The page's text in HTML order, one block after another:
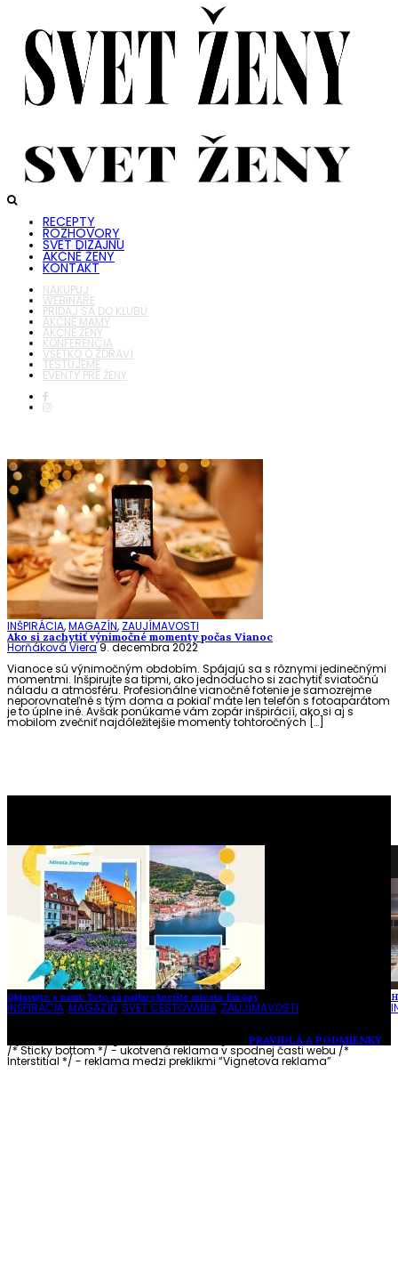
RECEPTY
ROZHOVORY
SVET DIZAJNU
AKČNÉ ŽENY
KONTAKT
NAKUPUJ
WEBINÁRE
PRIDAJ SA DO KLUBU
AKČNÉ MAMY
AKČNÉ ŽENY
KONFERENCIA
VŠETKO O ZDRAVÍ
TESTUJEME
EVENTY PRE ŽENY
INŠPIRÁCIA,MAGAZÍN, ZAUJÍMAVOSTI
Ako si zachytiť výnimočné momenty počas Vianoc
Horňáková Viera9. decembra 2022
Vianoce sú výnimočným obdobím. Spájajú sa s rôznymi jedinečnými
momentmi. Inšpirujte sa tipmi, ako jednoducho si zachytiť sviatočnú
náladu a atmosféru. Profesionálne vianočné fotenie je samozrejme
neporovnateľné s tým doma a pokiaľ máte len telefón s fotoaparátom
je to úplne iné. Avšak ponúkame vám zopár inšpirácií, ako si aj s
mobilom zvečniť najdôležitejšie momenty tohtoročných […]
Objavujte s nami: Toto sú najfarebnejšie miesta Európy
INŠPIRÁCIA MAGAZÍN SVET CESTOVANIA ZAUJÍMAVOSTI
PRAVIDLÁ A PODMIENKY
/* Sticky bottom */ - ukotvená reklama v spodnej časti webu/*
Interstitial */ - reklama medzi preklikmi “Vignetova reklama”